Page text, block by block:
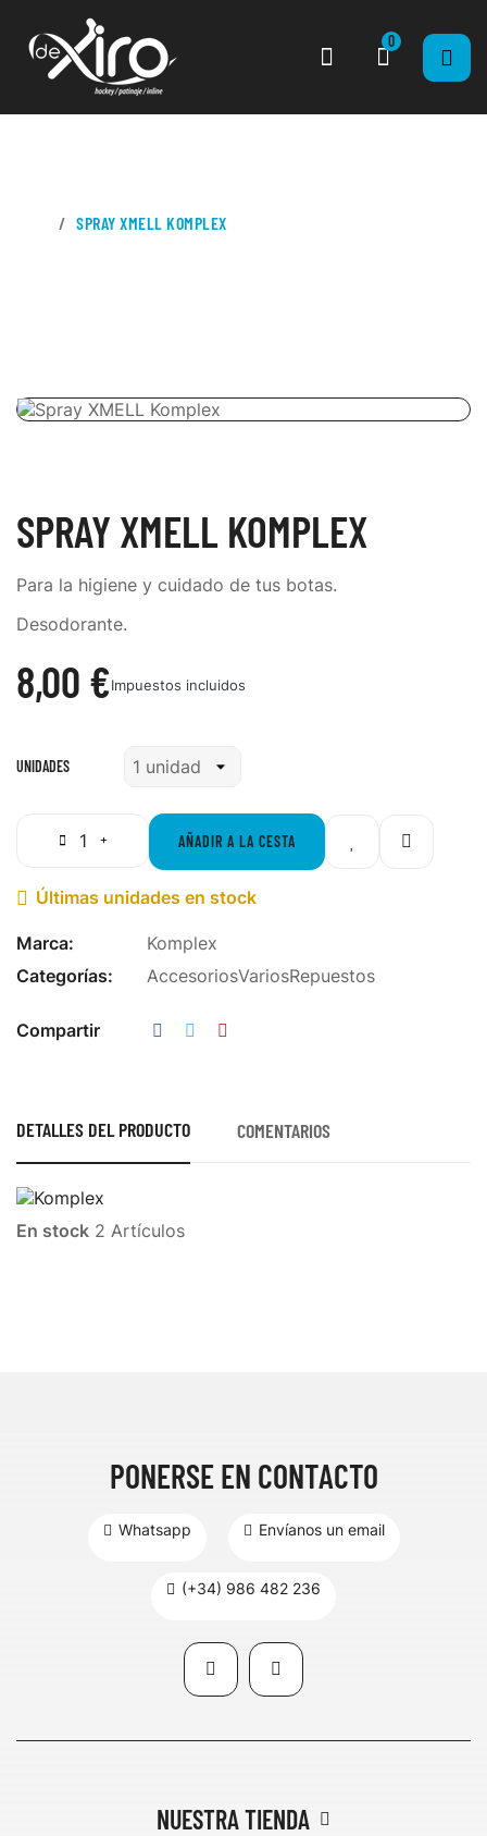
0
SPRAY XMELL KOMPLEX
SPRAY XMELL KOMPLEX
Para la higiene y cuidado de tus botas.
Desodorante.
8,00 €Impuestos incluidos
UNIDADES
AÑADIR A LA CESTA
 Últimas unidades en stock
Marca:
Komplex
Categorías:
AccesoriosVariosRepuestos
Compartir
DETALLES DEL PRODUCTO COMENTARIOS
En stock 2 Artículos
PONERSE EN CONTACTO
Whatsapp Envíanos un email
(+34) 986 482 236
NUESTRA TIENDA